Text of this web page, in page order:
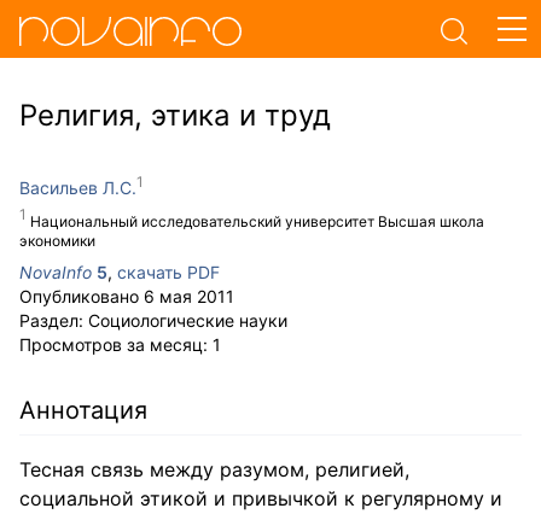
Религия, этика и труд
Васильев Л.С.
Национальный исследовательский университет Высшая школа
экономики
NovaInfo 5, скачать PDF
Опубликовано 6 мая 2011
Раздел: Социологические науки
Просмотров за месяц: 1
Аннотация
Тесная связь между разумом, религией,
социальной этикой и привычкой к регулярному и